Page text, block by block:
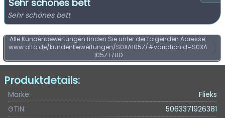
Sehr schönes bett
Sehr schönes bett
Alle Kundenbewertungen finden Sie unter der folgenden Adresse:
www.otto.de/kundenbewertungen/S0XA105Z/#variationId=S0XA
105ZT7UD
Produktdetails:
Marke:
Flieks
GTIN:
5063371926381